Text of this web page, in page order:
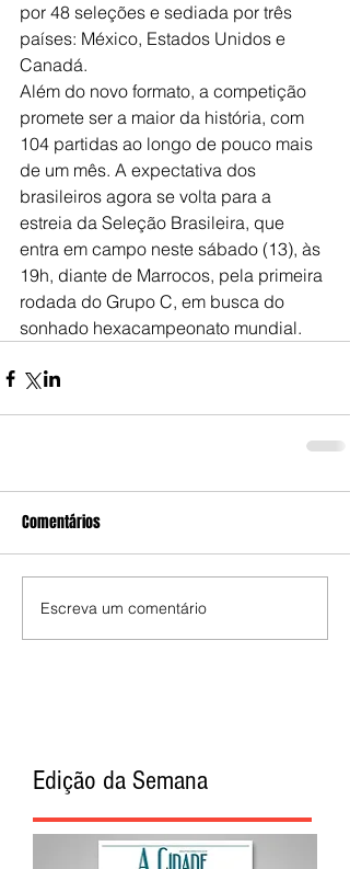
por 48 seleções e sediada por três
países: México, Estados Unidos e
Canadá.
Além do novo formato, a competição
promete ser a maior da história, com
104 partidas ao longo de pouco mais
de um mês. A expectativa dos
brasileiros agora se volta para a
estreia da Seleção Brasileira, que
entra em campo neste sábado (13), às
19h, diante de Marrocos, pela primeira
rodada do Grupo C, em busca do
sonhado hexacampeonato mundial.
Comentários
Escreva um comentário
Edição da Semana